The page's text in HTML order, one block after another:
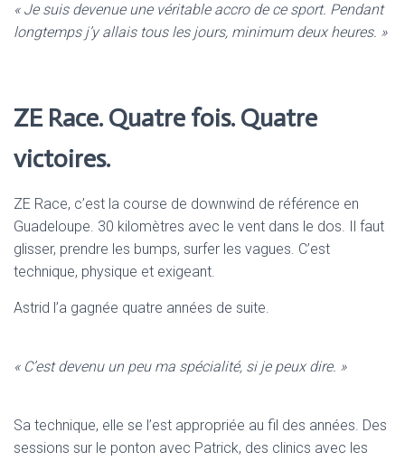
« Je suis devenue une véritable accro de ce sport. Pendant
longtemps j’y allais tous les jours, minimum deux heures. »
ZE Race. Quatre fois. Quatre
victoires.
ZE Race, c’est la course de downwind de référence en
Guadeloupe. 30 kilomètres avec le vent dans le dos. Il faut
glisser, prendre les bumps, surfer les vagues. C’est
technique, physique et exigeant.
Astrid l’a gagnée quatre années de suite.
« C’est devenu un peu ma spécialité, si je peux dire. »
Sa technique, elle se l’est appropriée au fil des années. Des
sessions sur le ponton avec Patrick, des clinics avec les